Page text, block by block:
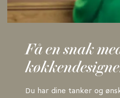
Få en snak
Du har dine tanker og